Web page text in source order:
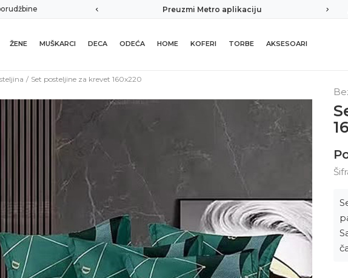
Preuzmi Metro aplikaciju Sigurno plaćanje platnim
ŽENE MUŠKARCI DECA ODEĆA HOME KOFERI TORBE AKSESOARI
Set posteljine za krevet 160x220